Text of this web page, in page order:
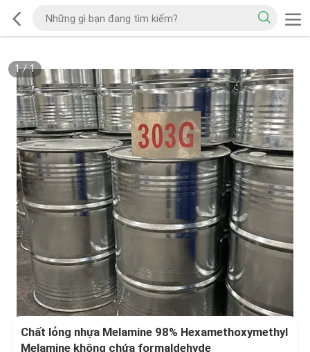
1/1
Chất lỏng nhựa Melamine 98% Hexamethoxymethyl
Melamine không chứa formaldehyde